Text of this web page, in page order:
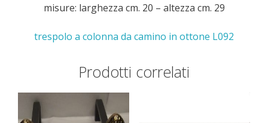
misure: larghezza cm. 20 – altezza cm. 29
trespolo a colonna da camino in ottone L092
Prodotti correlati